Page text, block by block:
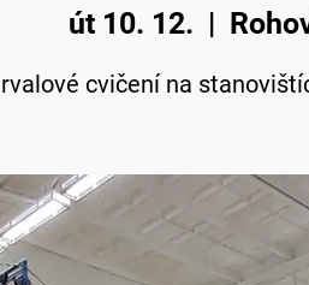
út 10. 12.
  |
cvičení na